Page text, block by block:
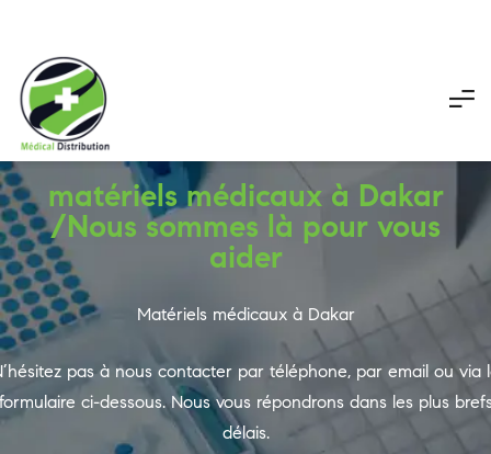
matériels médicaux à Dakar
/Nous sommes là pour vous
aider
Matériels médicaux à Dakar
pas à nous contacter par téléphone, par email ou via
ci-dessous. Nous vous répondrons dans les plus
délais.